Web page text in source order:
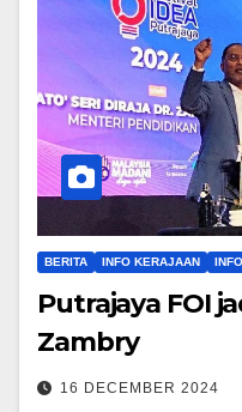
BERITA INFO KERAJAAN
Putrajaya FOI
Zambry
16 DECEMBER 2024